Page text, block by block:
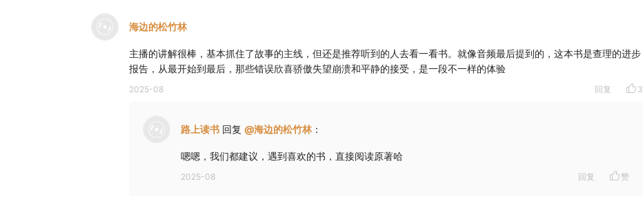
海边的松竹林
主播的讲解很棒，基本抓住了故事的主线，但还是推荐听到的人去看一看书。就像音频最后提到的，这本书是查理的进步
报告，从最开始到最后，那些错误欣喜骄傲失望崩溃和平静的接受，是一段不一样的体验
2025-08 回复 3
路上读书 回复 @海边的松竹林：
嗯嗯，我们都建议，遇到喜欢的书，直接阅读原著哈
2025-08 回复 赞